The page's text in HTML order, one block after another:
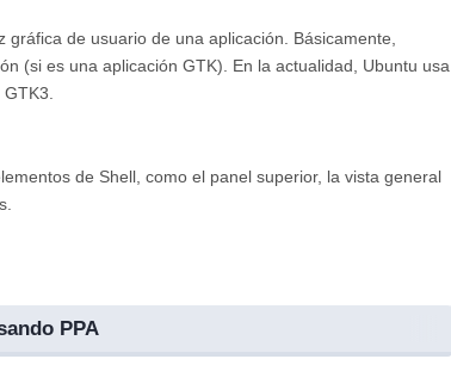
de usuario de una aplicación. Básicamente,
(si es una aplicación GTK). En la actualidad, Ubuntu usa
de Shell, como el panel superior, la vista general
PPA